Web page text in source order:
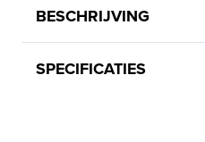
BESCHRIJVING
SPECIFICATIES